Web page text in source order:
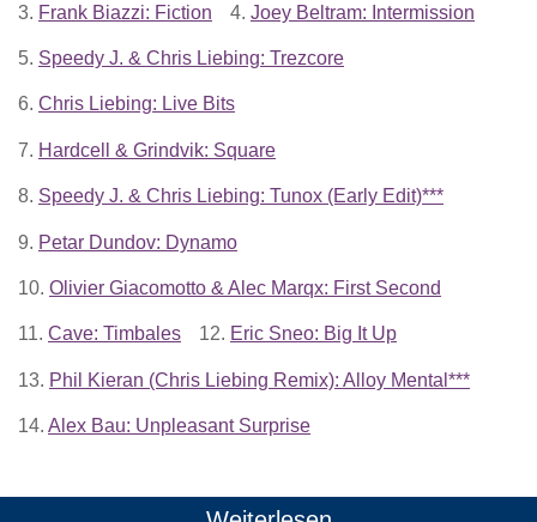
3. Frank Biazzi: Fiction 4. Joey Beltram: Intermission
5. Speedy J. & Chris Liebing: Trezcore
6. Chris Liebing: Live Bits
7. Hardcell & Grindvik: Square
8. Speedy J. & Chris Liebing: Tunox (Early Edit)***
9. Petar Dundov: Dynamo
10. Olivier Giacomotto & Alec Marqx: First Second
11. Cave: Timbales 12. Eric Sneo: Big It Up
13. Phil Kieran (Chris Liebing Remix): Alloy Mental***
14. Alex Bau: Unpleasant Surprise